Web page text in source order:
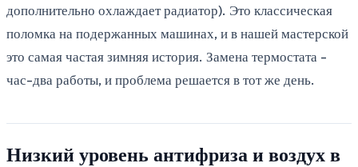
дополнительно охлаждает радиатор). Это классическая
поломка на подержанных машинах, и в нашей мастерской
это самая частая зимняя история. Замена термостата -
час-два работы, и проблема решается в тот же день.
Низкий уровень антифриза и воздух в